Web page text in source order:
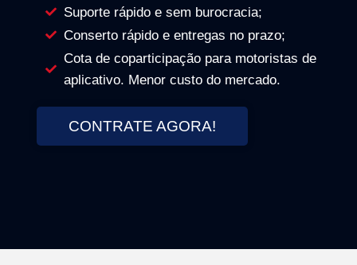
Suporte rápido e sem burocracia;
Conserto rápido e entregas no prazo;
Cota de coparticipação para motoristas de
aplicativo. Menor custo do mercado.
CONTRATE AGORA!